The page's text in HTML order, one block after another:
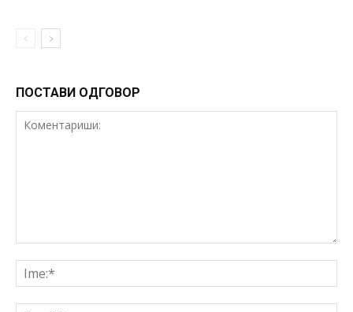
ПОСТАВИ ОДГОВОР